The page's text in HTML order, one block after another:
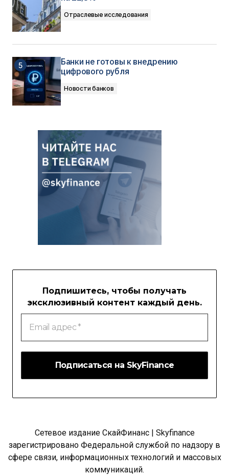
Отраслевые исследования
Банки не готовы к внедрению
цифрового рубля
Новости банков
Подпишитесь, чтобы получать
эксклюзивный контент каждый день.
Email
адрес
Сетевое издание СкайФинанс | Skyfinance
зарегистрировано Федеральной службой по надзору в
сфере связи, информационных технологий и массовых
коммуникаций.